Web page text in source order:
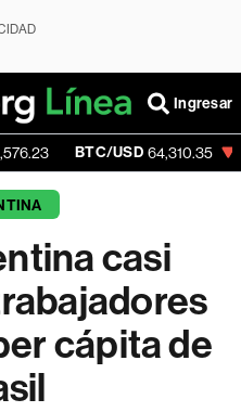
Ingresar
USD 64,310.35 -0.13%
casi
cápita de